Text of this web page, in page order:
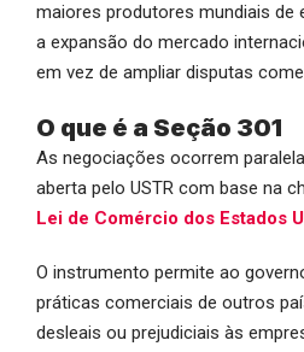
maiores produtores mundiais de
a expansão do mercado
em vez de ampliar disputas
O que é a Seção 301
As negociações ocorrem
aberta pelo USTR com base na
Lei de Comércio dos Estados
O instrumento permite ao
práticas comerciais de outros
desleais ou prejudiciais às